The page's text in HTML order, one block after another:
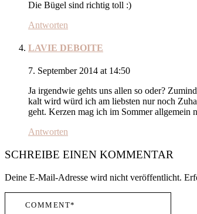
Die Bügel sind richtig toll :)
Antworten
LAVIE DEBOITE
7. September 2014 at 14:50
Ja irgendwie gehts uns allen so oder?
kalt wird würd ich am liebsten nur noch
geht. Kerzen mag ich im Sommer allgemein
Antworten
SCHREIBE EINEN KOMMENTAR
Deine E-Mail-Adresse wird nicht veröffentlicht.